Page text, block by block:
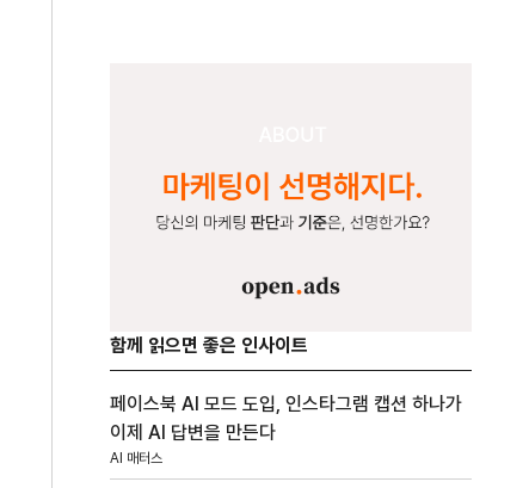
함께 읽으면 좋은 인사이트
페이스북 AI 모드 도입, 인스타그램 캡션 하나가
이제 AI 답변을 만든다
AI 매터스